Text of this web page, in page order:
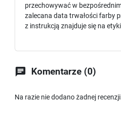
przechowywać w
zalecana data trwałości farby
z instrukcją znajduje się na
 Komentarze (0)
Na razie nie dodano żadnej